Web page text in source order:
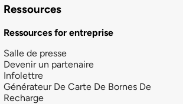
Ressources
Ressources for entreprise
Salle de presse
Devenir un partenaire
Infolettre
Générateur De Carte De Bornes De
Recharge